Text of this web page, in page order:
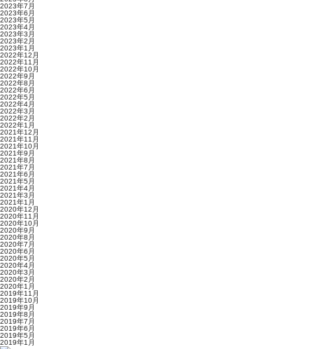
2023年7月
2023年6月
2023年5月
2023年4月
2023年3月
2023年2月
2023年1月
2022年12月
2022年11月
2022年10月
2022年9月
2022年8月
2022年6月
2022年5月
2022年4月
2022年3月
2022年2月
2022年1月
2021年12月
2021年11月
2021年10月
2021年9月
2021年8月
2021年7月
2021年6月
2021年5月
2021年4月
2021年3月
2021年1月
2020年12月
2020年11月
2020年10月
2020年9月
2020年8月
2020年7月
2020年6月
2020年5月
2020年4月
2020年3月
2020年2月
2020年1月
2019年11月
2019年10月
2019年9月
2019年8月
2019年7月
2019年6月
2019年5月
2019年1月